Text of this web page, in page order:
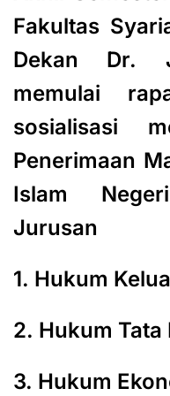
Fakultas
Dekan Dr.
memulai
sosialisasi
Penerimaan
Islam
Jurusan
1. Hukum
2. Hukum Tata
3. Hukum